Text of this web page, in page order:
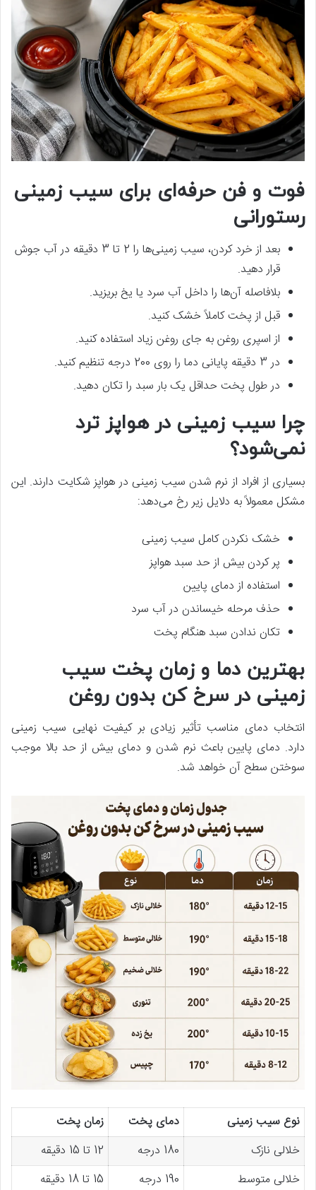
فوت و فن حرفه‌ای برای سیب زمینی
رستورانی
بعد از خرد کردن، سیب زمینی‌ها را 2 تا 3 دقیقه در آب جوش
قرار دهید.
بلافاصله آن‌ها را داخل آب سرد یا یخ بریزید.
قبل از پخت کاملاً خشک کنید.
از اسپری روغن به جای روغن زیاد استفاده کنید.
در 3 دقیقه پایانی دما را روی 200 درجه تنظیم کنید.
در طول پخت حداقل یک بار سبد را تکان دهید.
چرا سیب زمینی در هواپز ترد
نمی‌شود؟
بسیاری از افراد از نرم شدن سیب زمینی در هواپز شکایت دارند. این
مشکل معمولاً به دلایل زیر رخ می‌دهد:
خشک نکردن کامل سیب زمینی
پر کردن بیش از حد سبد هواپز
استفاده از دمای پایین
حذف مرحله خیساندن در آب سرد
تکان ندادن سبد هنگام پخت
بهترین دما و زمان پخت سیب
زمینی در سرخ کن بدون روغن
انتخاب دمای مناسب تأثیر زیادی بر کیفیت نهایی سیب زمینی
دارد. دمای پایین باعث نرم شدن و دمای بیش از حد بالا موجب
سوختن سطح آن خواهد شد.
نوع سیب زمینی دمای پخت
زمان پخت
خلالی نازک
180 درجه
12 تا 15 دقیقه
خلالی متوسط
190 درجه 15 تا 18 دقیقه